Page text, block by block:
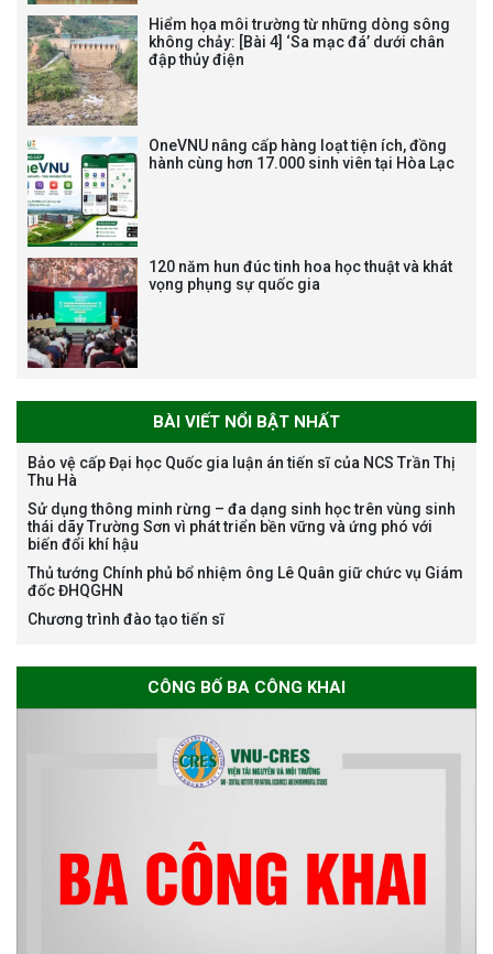
vị trí việc làm chức danh nghề
nghiệp chuyên môn dùng
Bảo vệ luận án tiến sĩ của NCS
Nguyễn Thế Thông
Thông báo chương trình học
bổng Nagao tại Việt Nam năm
ban chuyên môn đánh giá hồ
sơ chuyên môn cho các thí sinh
dự tuyển nghiên cứu sinh đợt 1
Hiểm họa môi trường từ những dòng sông
không chảy: [Bài 4] ‘Sa mạc đá’ dưới chân
đập thủy điện
OneVNU nâng cấp hàng loạt tiện ích, đồng
hành cùng hơn 17.000 sinh viên tại Hòa Lạc
120 năm hun đúc tinh hoa học thuật và khát
vọng phụng sự quốc gia
BÀI VIẾT NỔI BẬT NHẤT
Bảo vệ cấp Đại học Quốc gia luận án tiến sĩ của NCS Trần Thị
Thu Hà
Sử dụng thông minh rừng – đa dạng sinh học trên vùng sinh
thái dãy Trường Sơn vì phát triển bền vững và ứng phó với
biến đổi khí hậu
Thủ tướng Chính phủ bổ nhiệm ông Lê Quân giữ chức vụ Giám
đốc ĐHQGHN
Chương trình đào tạo tiến sĩ
CÔNG BỐ BA CÔNG KHAI